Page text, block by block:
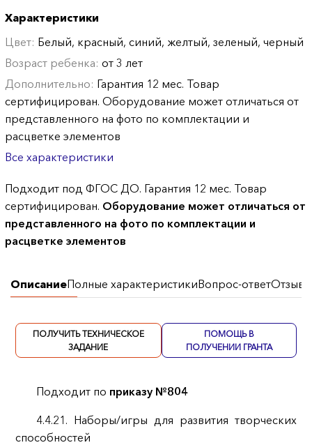
Характеристики
Цвет: Белый, красный, синий, желтый, зеленый, черный
Возраст ребенка:от 3 лет
Дополнительно: Гарантия 12 мес. Товар
сертифицирован. Оборудование может отличаться от
представленного на фото по комплектации и
расцветке элементов
Все характеристики
Подходит под ФГОС ДО. Гарантия 12 мес. Товар
сертифицирован. Оборудование может отличаться от
представленного на фото по комплектации и
расцветке элементов
ОписаниеПолные характеристикиВопрос-ответОтзывы
ПОЛУЧИТЬ ТЕХНИЧЕСКОЕ
ЗАДАНИЕ
ПОМОЩЬ В
ПОЛУЧЕНИИ ГРАНТА
Подходит по приказу №804
4.4.21. Наборы/игры для развития творческих
способностей